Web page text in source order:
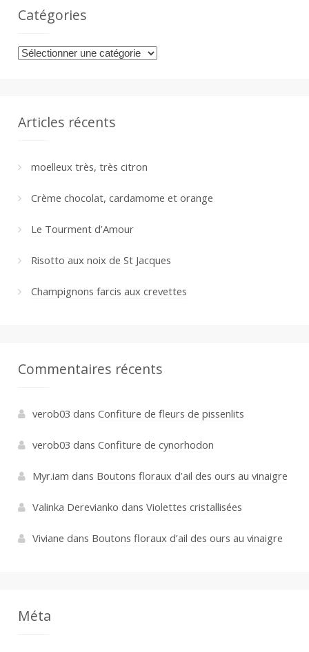
Catégories
Catégories
Articles récents
moelleux très, très citron
Crème chocolat, cardamome et orange
Le Tourment d’Amour
Risotto aux noix de St Jacques
Champignons farcis aux crevettes
Commentaires récents
verob03 dans Confiture de fleurs de pissenlits
verob03 dans Confiture de cynorhodon
Myr.iam dans Boutons floraux d’ail des ours au vinaigre
Valinka Derevianko dans Violettes cristallisées
Viviane dans Boutons floraux d’ail des ours au vinaigre
Méta